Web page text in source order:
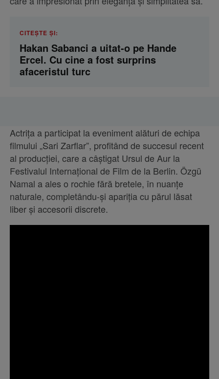
CITEȘTE ȘI:
Hakan Sabanci a uitat-o pe Hande
Ercel. Cu cine a fost surprins
afaceristul turc
Actrița a participat la eveniment alături de echipa
filmului „Sari Zarflar”, profitând de succesul recent
al producției, care a câștigat Ursul de Aur la
Festivalul Internațional de Film de la Berlin. Özgü
Namal a ales o rochie fără bretele, în nuanțe
naturale, completându-și apariția cu părul lăsat
liber și accesorii discrete.